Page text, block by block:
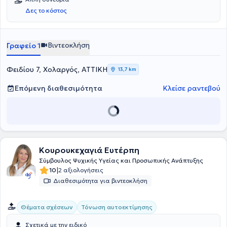
Δες το κόστος
Γραφείο 1 Βιντεοκλήση
Φειδίου 7, Χολαργός, ΑΤΤΙΚΗ 13,7 km
Επόμενη διαθεσιμότητα Κλείσε ραντεβού
Κουρουκεχαγιά Ευτέρπη
Σύμβουλος Ψυχικής Υγείας και Προσωπικής Ανάπτυξης
10|2 αξιολογήσεις
Διαθεσιμότητα για βιντεοκλήση
Θέματα σχέσεων Τόνωση αυτοεκτίμησης
Σχετικά με την ειδικό